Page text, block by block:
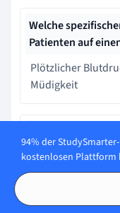
Welche
Patienten auf
Plötzlicher
Müdigkeit
Rettungsdienst?
Notfallprotokolle
94% der
kostenlosen Plattform